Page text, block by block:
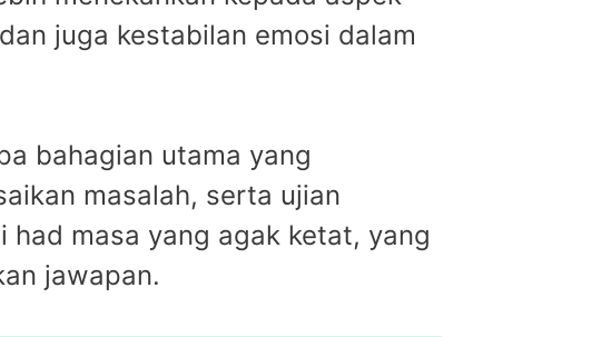
juga kestabilan emosi dalam
bahagian utama yang
masalah, serta ujian
masa yang agak ketat, yang
jawapan.